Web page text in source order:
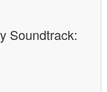
Soundtrack: